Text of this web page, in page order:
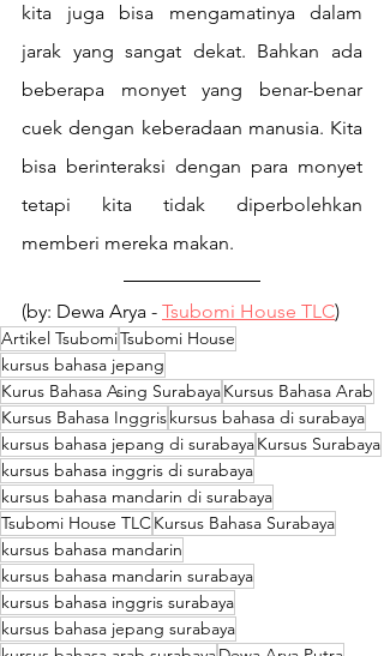
kita juga bisa mengamatinya dalam
jarak yang sangat dekat. Bahkan ada
beberapa monyet yang benar-benar
cuek dengan keberadaan manusia. Kita
bisa berinteraksi dengan para monyet
tetapi kita tidak diperbolehkan
memberi mereka makan.
(by: Dewa Arya - Tsubomi House TLC)
Artikel TsubomiTsubomi House
kursus bahasa jepang
Kurus Bahasa Asing SurabayaKursus Bahasa Arab
Kursus Bahasa Inggriskursus bahasa di surabaya
kursus bahasa jepang di surabayaKursus Surabaya
kursus bahasa inggris di surabaya
kursus bahasa mandarin di surabaya
Tsubomi House TLCKursus Bahasa Surabaya
kursus bahasa mandarin
kursus bahasa mandarin surabaya
kursus bahasa inggris surabaya
kursus bahasa jepang surabaya